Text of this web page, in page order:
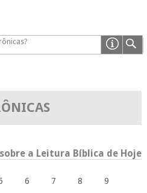
a Leitura Bíblica de Hoje
6 7 8
9